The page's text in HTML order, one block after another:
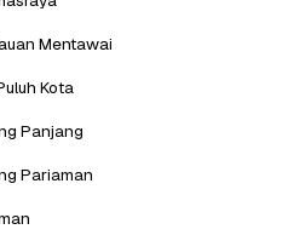
Mentawai
Kota
Panjang
Pariaman